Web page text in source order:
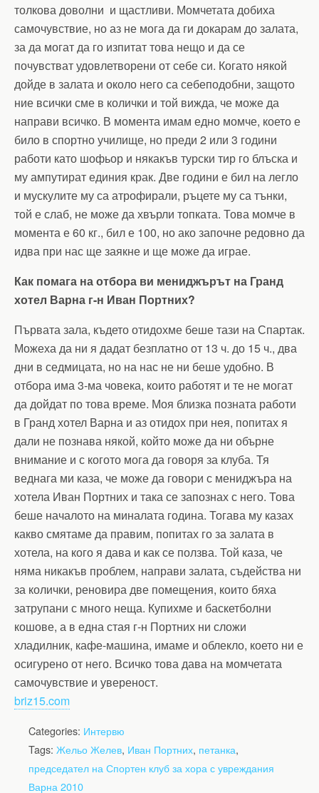
толкова доволни и щастливи. Момчетата добиха
самочувствие, но аз не мога да ги докарам до залата,
за да могат да го изпитат това нещо и да се
почувстват удовлетворени от себе си. Когато някой
дойде в залата и около него са себеподобни, защото
ние всички сме в колички и той вижда, че може да
направи всичко. В момента имам едно момче, което е
било в спортно училище, но преди 2 или 3 години
работи като шофьор и някакъв турски тир го блъска и
му ампутират единия крак. Две години е бил на легло
и мускулите му са атрофирали, ръцете му са тънки,
той е слаб, не може да хвърли топката. Това момче в
момента е 60 кг., бил е 100, но ако започне редовно да
идва при нас ще заякне и ще може да играе.
Как помага на отбора ви мениджърът на Гранд
хотел Варна г-н Иван Портних?
Първата зала, където отидохме беше тази на Спартак.
Можеха да ни я дадат безплатно от 13 ч. до 15 ч., два
дни в седмицата, но на нас не ни беше удобно. В
отбора има 3-ма човека, които работят и те не могат
да дойдат по това време. Моя близка позната работи
в Гранд хотел Варна и аз отидох при нея, попитах я
дали не познава някой, който може да ни обърне
внимание и с когото мога да говоря за клуба. Тя
веднага ми каза, че може да говори с мениджъра на
хотела Иван Портних и така се запознах с него. Това
беше началото на миналата година. Тогава му казах
какво смятаме да правим, попитах го за залата в
хотела, на кого я дава и как се ползва. Той каза, че
няма никакъв проблем, направи залата, съдейства ни
за колички, реновира две помещения, които бяха
затрупани с много неща. Купихме и баскетболни
кошове, а в една стая г-н Портних ни сложи
хладилник, кафе-машина, имаме и облекло, което ни е
осигурено от него. Всичко това дава на момчетата
самочувствие и увереност.
briz15.com
Categories: Интервю
Tags: Жельо Желев, Иван Портних, петанка,
председател на Спортен клуб за хора с увреждания
Варна 2010